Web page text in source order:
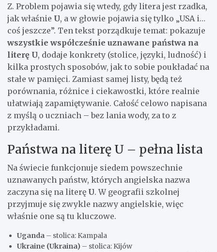
Z. Problem pojawia się wtedy, gdy litera jest rzadka,
jak właśnie U, a w głowie pojawia się tylko „USA i…
coś jeszcze”. Ten tekst porządkuje temat: pokazuje
wszystkie współcześnie uznawane państwa na
literę U, dodaje konkrety (stolice, języki, ludność) i
kilka prostych sposobów, jak to sobie poukładać na
stałe w pamięci. Zamiast samej listy, będą też
porównania, różnice i ciekawostki, które realnie
ułatwiają zapamiętywanie. Całość celowo napisana
z myślą o uczniach – bez lania wody, za to z
przykładami.
Państwa na literę U – pełna lista
Na świecie funkcjonuje siedem powszechnie
uznawanych państw, których angielska nazwa
zaczyna się na literę U. W geografii szkolnej
przyjmuje się zwykle nazwy angielskie, więc
właśnie one są tu kluczowe.
Uganda – stolica: Kampala
Ukraine (Ukraina) – stolica: Kijów